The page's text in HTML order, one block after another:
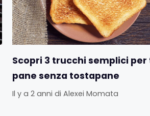
Scopri 3 trucchi semplici
pane senza tostapane
Il y a 2 anni di Alexei Momata